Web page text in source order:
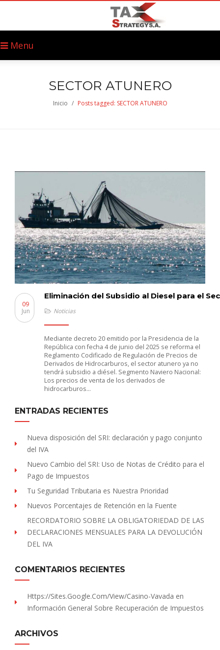
Menu
SECTOR ATUNERO
Inicio / Posts tagged: SECTOR ATUNERO
Eliminación del Subsidio al Diesel para el
09
Jun
Noticias
Mediante decreto 20 emitido por la Presidencia de la
República con fecha 4 de junio del 2025 se reforma el
Reglamento Codificado de Regulación de Precios de
Derivados de Hidrocarburos, el sector atunero ya no
tendrá subsidio a diésel. Segmento Naviero Nacional:
Los precios de venta de los derivados de
hidrocarburos…
ENTRADAS RECIENTES
Nueva disposición del SRI: declaración y pago conjunto
del IVA
Nuevo Cambio del SRI: Uso de Notas de Crédito para el
Pago de Impuestos
Tu Seguridad Tributaria es Nuestra Prioridad
Nuevos Porcentajes de Retención en la Fuente
RECORDATORIO SOBRE LA OBLIGATORIEDAD DE LAS
DECLARACIONES MENSUALES PARA LA DEVOLUCIÓN
DEL IVA
COMENTARIOS RECIENTES
Https://sites.Google.com/view/Casino-Vavada en
Información General Sobre Recuperación de Impuestos
ARCHIVOS